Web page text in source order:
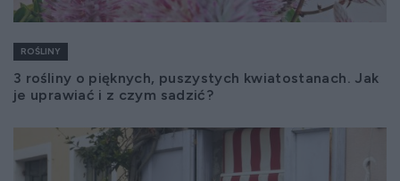
ROŚLINY
3 rośliny o pięknych, puszystych kwiatostanach. Jak
je uprawiać i z czym sadzić?